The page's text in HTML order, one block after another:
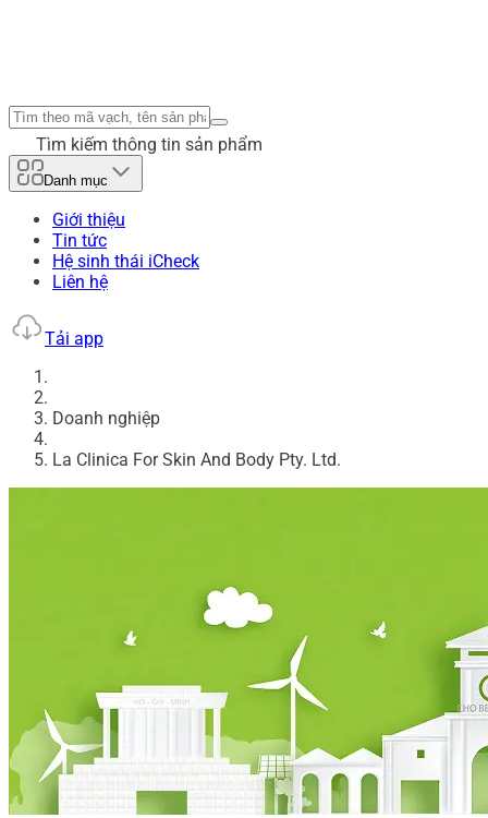
Tìm kiếm thông tin sản phẩm
Danh mục
Giới thiệu
Tin tức
Hệ sinh thái iCheck
Liên hệ
Tải app
Doanh nghiệp
La Clinica For Skin And Body Pty. Ltd.